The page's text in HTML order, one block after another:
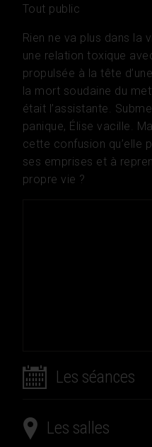
Tout public
Rien ne va plus dans la
une relation toxique
propulsée à la tête
la mort soudaine du
était l’assistante.
panique, Élise vacille.
cette confusion qu’elle
ses emprises et à
propre vie ?
Les séances
Les salles